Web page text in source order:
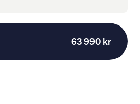
63 990 kr